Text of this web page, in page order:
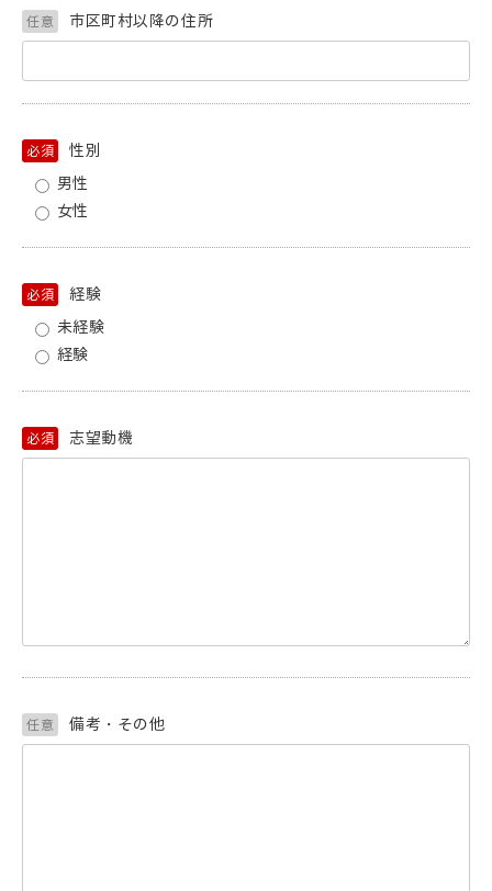
任意 市区町村以降の住所
必須
性別
男性
女性
必須
経験
未経験
経験
必須 志望動機
任意 備考・その他